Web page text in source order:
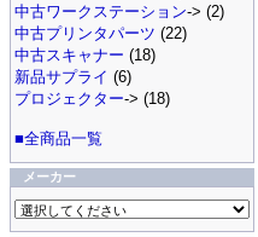
中古ワークステーション-> (2)
中古プリンタパーツ (22)
中古スキャナー (18)
新品サプライ (6)
プロジェクター-> (18)
■全商品一覧
メーカー